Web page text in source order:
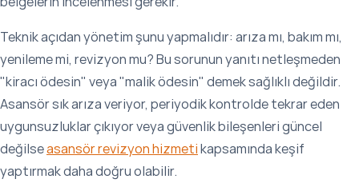
Teknik açıdan yönetim şunu yapmalıdır: arıza mı, bakım mı,
yenileme mi, revizyon mu? Bu sorunun yanıtı netleşmeden
"kiracı ödesin" veya "malik ödesin" demek sağlıklı değildir.
Asansör sık arıza veriyor, periyodik kontrolde tekrar eden
uygunsuzluklar çıkıyor veya güvenlik bileşenleri güncel
değilseasansör revizyon hizmetikapsamında keşif
yaptırmak daha doğru olabilir.